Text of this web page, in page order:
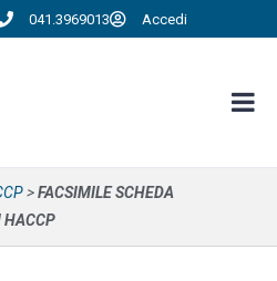
041.3969013 Accedi
>FACSIMILE SCHEDA
HACCP